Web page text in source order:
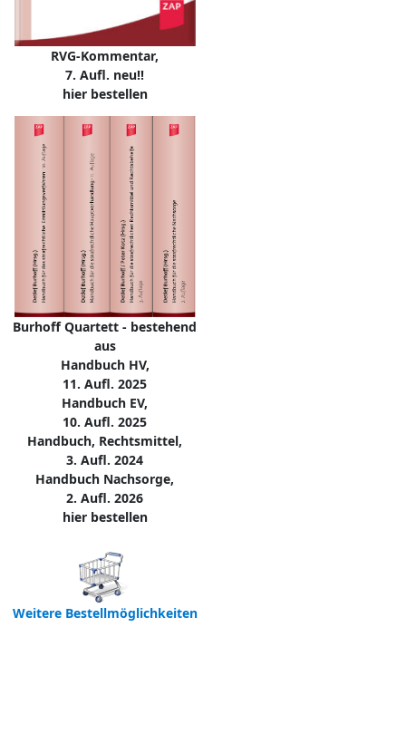
RVG-Kommentar,
7. Aufl. neu!!
hier bestellen
Burhoff Quartett - bestehend
aus
Handbuch HV,
11. Aufl. 2025
Handbuch EV,
10. Aufl. 2025
Handbuch, Rechtsmittel,
3. Aufl. 2024
Handbuch Nachsorge,
2. Aufl. 2026
hier bestellen
Weitere Bestellmöglichkeiten